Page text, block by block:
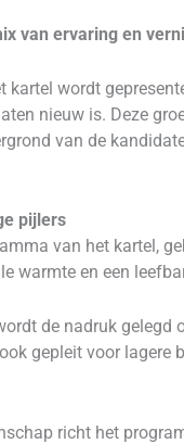
van ervaring en
kartel wordt
nieuw is. Deze
van de
pijlers
van het kartel,
warmte en een
de nadruk
gepleit voor lagere
richt het